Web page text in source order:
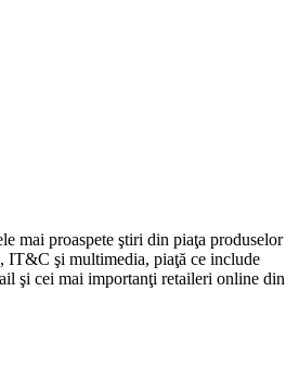
mai proaspete ştiri din piaţa produselor
IT&C şi multimedia, piaţă ce include
şi cei mai importanţi retaileri online din